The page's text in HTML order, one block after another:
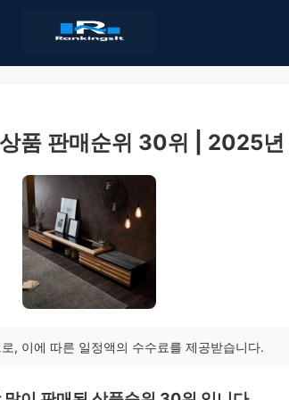
품 판매순위 30위 | 2025년
, 이에 따른 일정액의 수수료를 제공받습니다.